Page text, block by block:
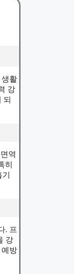
생활
강
되
역
히
. 프
강
예방